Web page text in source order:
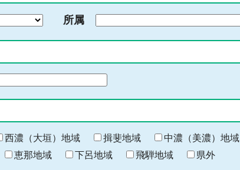
所属
西濃（大垣）地域 揖斐地域 中濃（美濃）地域
恵那地域 下呂地域 飛騨地域 県外